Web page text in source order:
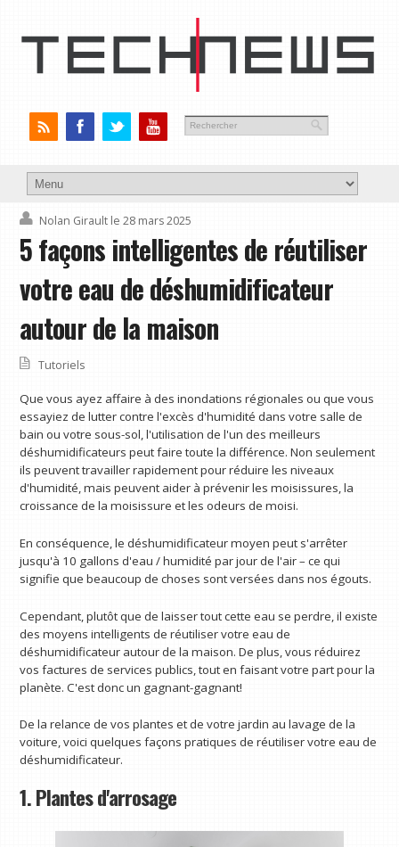
Nolan Girault le 28 mars 2025
5 façons intelligentes de réutiliser
votre eau de déshumidificateur
autour de la maison
Tutoriels
Que vous ayez affaire à des inondations régionales ou que vous
essayiez de lutter contre l'excès d'humidité dans votre salle de
bain ou votre sous-sol, l'utilisation de l'un des meilleurs
déshumidificateurs peut faire toute la différence. Non seulement
ils peuvent travailler rapidement pour réduire les niveaux
d'humidité, mais peuvent aider à prévenir les moisissures, la
croissance de la moisissure et les odeurs de moisi.
En conséquence, le déshumidificateur moyen peut s'arrêter
jusqu'à 10 gallons d'eau / humidité par jour de l'air – ce qui
signifie que beaucoup de choses sont versées dans nos égouts.
Cependant, plutôt que de laisser tout cette eau se perdre, il existe
des moyens intelligents de réutiliser votre eau de
déshumidificateur autour de la maison. De plus, vous réduirez
vos factures de services publics, tout en faisant votre part pour la
planète. C'est donc un gagnant-gagnant!
De la relance de vos plantes et de votre jardin au lavage de la
voiture, voici quelques façons pratiques de réutiliser votre eau de
déshumidificateur.
1. Plantes d'arrosage